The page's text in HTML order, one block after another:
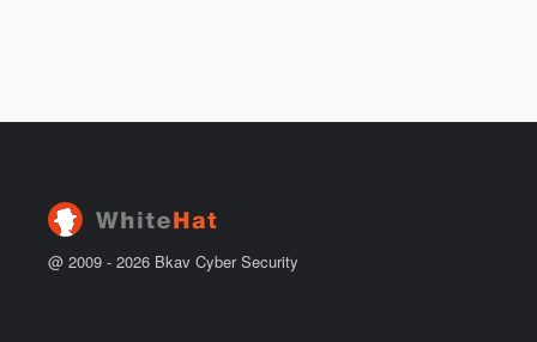
@ 2009 - 2026 Bkav Cyber Security